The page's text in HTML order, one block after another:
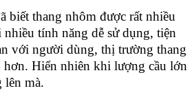
thang nhôm được rất nhiều
tính năng dễ sử dụng, tiện
với người dùng, thị trường thang
hơn. Hiển nhiên khi lượng cầu lớn
lên mà.